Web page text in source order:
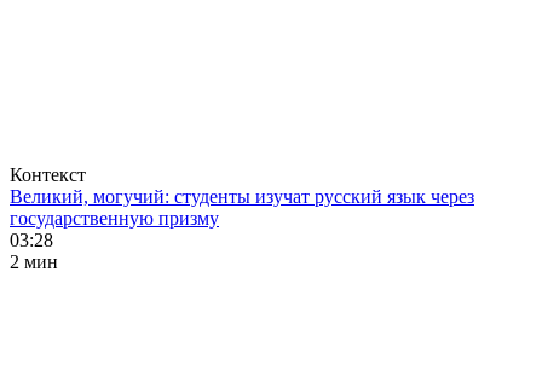
Контекст
Великий, могучий: студенты изучат русский язык через
государственную призму
03:28
2 мин